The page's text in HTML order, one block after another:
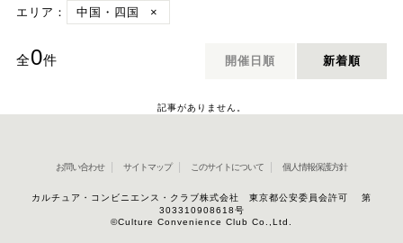
エリア：
中国・四国 ×
全0件 開催日順 新着順
記事がありません。
お問い合わせ サイトマップ このサイトについて 個人情報保護方針
カルチュア・コンビニエンス・クラブ株式会社 東京都公安委員会許可 第
303310908618号
©Culture Convenience Club Co.,Ltd.